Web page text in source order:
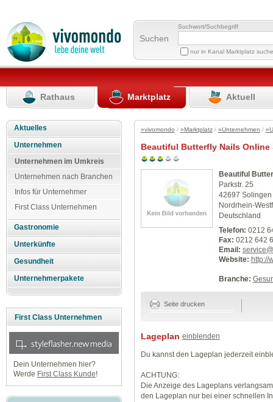
Suchen
Suchwort/Suchbegriff
nur in Kanal Marktplatz
Rathaus Marktplatz Aktuell
Aktuelles
Unternehmen
Unternehmen im Umkreis
Unternehmen nach Branchen
Infos für Unternehmer
First Class Unternehmen
Gastronomie
Unterkünfte
Gesundheit
Unternehmerpakete
First Class Unternehmen
Dein Unternehmen hier?
Werde First Class Kunde!
»vivomondo / »Marktplatz/ »Unternehmen /
Beautiful Butterfly Nails Online
Beautiful
Parkstr. 25
42697 Solingen
Nordrhein-
Deutschland
Telefon: 0212
Fax: 0212 642
Email:
Website: http://
Branche:
Seite drucken
Lageplan einblenden
Du kannst den Lageplan jederzeit
ACHTUNG:
Die Anzeige des Lageplans
den Lageplan nur bei einer schnellen